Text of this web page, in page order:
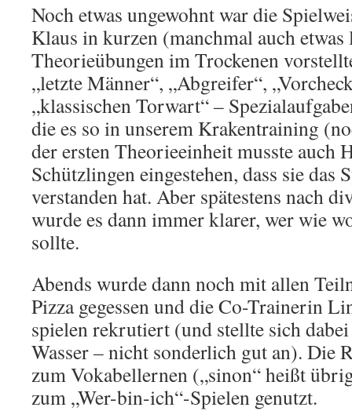
Noch etwas ungewohnt war die
Klaus in kurzen (manchmal auch etwas
Theorieübungen im Trockenen
„letzte Männer“, „Abgreifer“,
„klassischen Torwart“ –
die es so in unserem Krakentraining
der ersten Theorieeinheit musste auch
Schützlingen eingestehen, dass sie das
verstanden hat. Aber spätestens nach
wurde es dann immer klarer, wer wie
sollte.
Abends wurde dann noch mit allen
Pizza gegessen und die Co-Trainerin
spielen rekrutiert (und stellte sich
Wasser – nicht sonderlich gut an). Die
zum Vokabellernen („sinon“ heißt
zum „Wer-bin-ich“-Spielen genutzt.